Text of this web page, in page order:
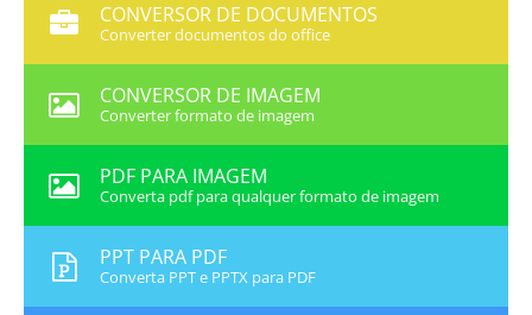
CONVERSOR DE DOCUMENTOS
Converter documentos do office
CONVERSOR DE IMAGEM
Converter formato de imagem
PDF PARA IMAGEM
Converta pdf para qualquer formato de imagem
PPT PARA PDF
Converta PPT e PPTX para PDF